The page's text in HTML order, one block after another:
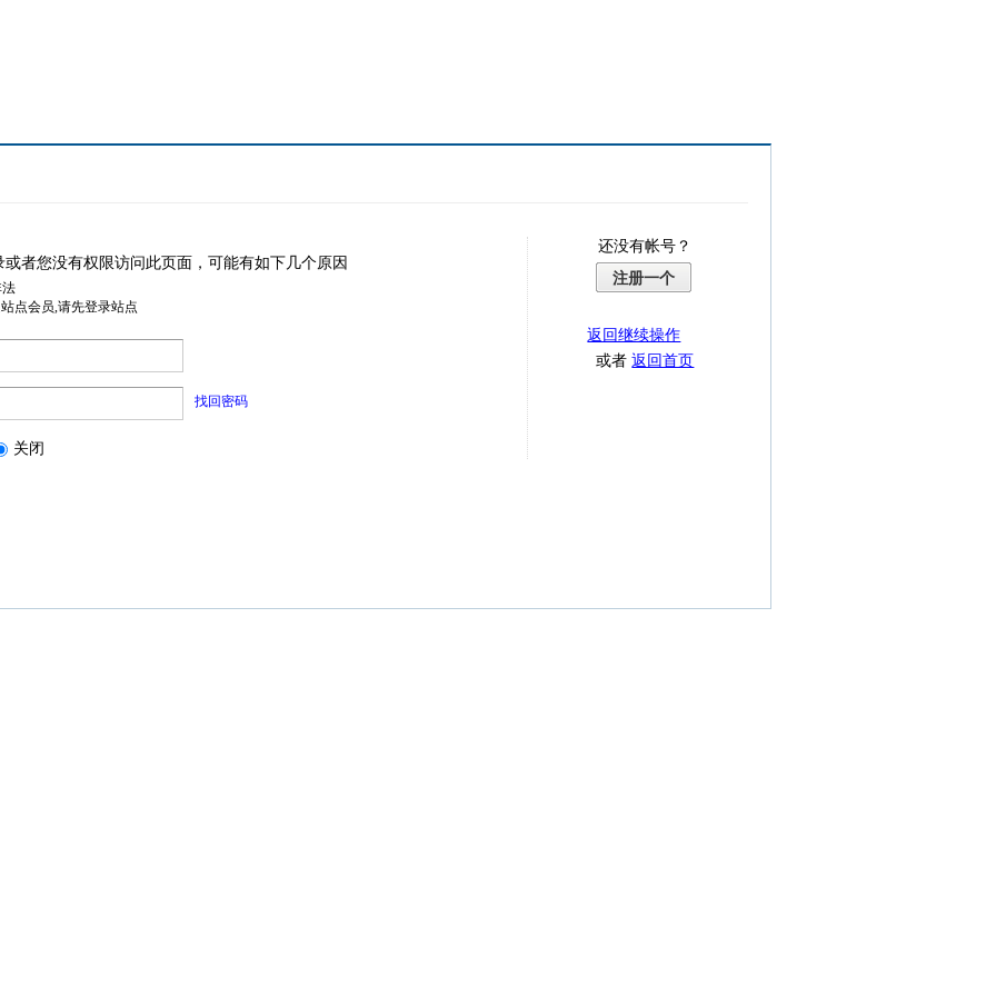
或者您没有权限访问此页面，可能有如下几个原因
点会员,请先登录站点
找回密码
关闭
还没有帐号？
注册一个
返回继续操作
或者返回首页